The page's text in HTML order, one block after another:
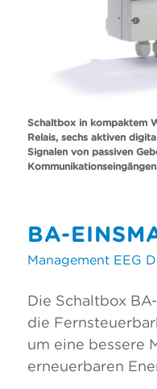
Schaltbox in kompaktem
Relais, sechs aktiven
Signalen von passiven
BA-
Management EEG
Die Schaltbox
die
um eine bessere
erneuerbaren